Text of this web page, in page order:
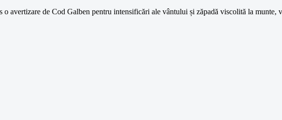
o avertizare de Cod Galben pentru intensificări ale vântului și zăpadă viscolită la